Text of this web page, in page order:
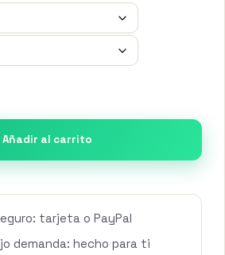
Añadir al carrito
tarjeta o PayPal
demanda: hecho para ti